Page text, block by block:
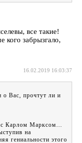
все такие!
кого забрызгало,
16.02.2019 16:03:37
о Вас, прочтут ли и
Карлом Марксом...
на
гениальности этого